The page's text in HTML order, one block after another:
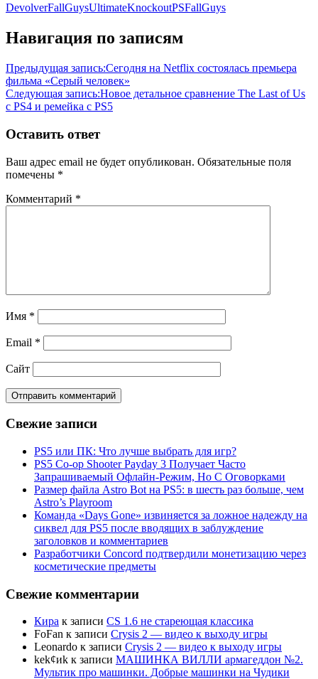
DevolverFallGuysUltimateKnockoutPSFallGuys
Навигация по записям
Предыдущая запись:Сегодня на Netflix состоялась премьера
фильма «Серый человек»
Следующая запись:Новое детальное сравнение The Last of Us
с PS4 и ремейка с PS5
Оставить ответ
Ваш адрес email не будет опубликован. Обязательные поля
помечены *
Комментарий *
Имя *
Email *
Сайт
Свежие записи
PS5 или ПК: Что лучше выбрать для игр?
PS5 Co-op Shooter Payday 3 Получает Часто
Запрашиваемый Офлайн-Режим, Но С Оговорками
Размер файла Astro Bot на PS5: в шесть раз больше, чем
Astro’s Playroom
Команда «Days Gone» извиняется за ложное надежду на
сиквел для PS5 после вводящих в заблуждение
заголовков и комментариев
Разработчики Concord подтвердили монетизацию через
косметические предметы
Свежие комментарии
Кира к записи CS 1.6 не стареющая классика
FoFan к записи Crysis 2 — видео к выходу игры
Leonardo к записи Crysis 2 — видео к выходу игры
kek¢иk к записи МАШИНКА ВИЛЛИ армагеддон №2.
Мультик про машинки. Добрые машинки на Чудики